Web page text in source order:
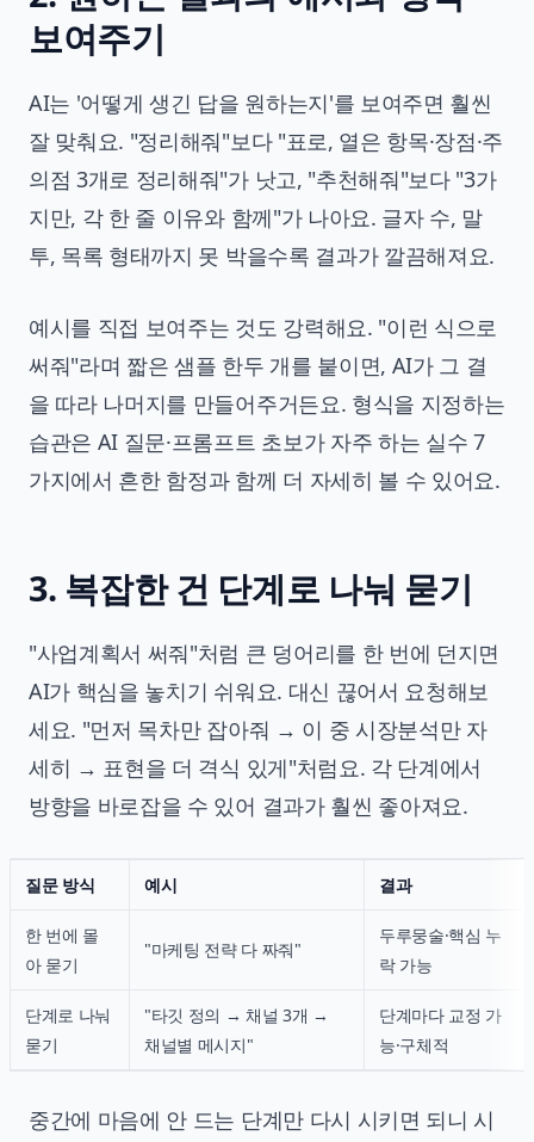
보여주기
AI는 '어떻게 생긴 답을 원하는지'를 보여주면 훨씬
잘 맞춰요. "정리해줘"보다 "표로, 열은 항목·장점·주
의점 3개로 정리해줘"가 낫고, "추천해줘"보다 "3가
지만, 각 한 줄 이유와 함께"가 나아요. 글자 수, 말
투, 목록 형태까지 못 박을수록 결과가 깔끔해져요.
예시를 직접 보여주는 것도 강력해요. "이런 식으로
써줘"라며 짧은 샘플 한두 개를 붙이면, AI가 그 결
을 따라 나머지를 만들어주거든요. 형식을 지정하는
습관은 AI 질문·프롬프트 초보가 자주 하는 실수 7
가지에서 흔한 함정과 함께 더 자세히 볼 수 있어요.
3. 복잡한 건 단계로 나눠 묻기
"사업계획서 써줘"처럼 큰 덩어리를 한 번에 던지면
AI가 핵심을 놓치기 쉬워요. 대신 끊어서 요청해보
세요. "먼저 목차만 잡아줘 → 이 중 시장분석만 자
세히 → 표현을 더 격식 있게"처럼요. 각 단계에서
방향을 바로잡을 수 있어 결과가 훨씬 좋아져요.
질문 방식 예시 결과
한 번에 몰
아 묻기
"마케팅 전략 다 짜줘"
두루뭉술·핵심 누
락 가능
단계로 나눠
묻기
"타깃 정의 → 채널 3개 →
채널별 메시지"
단계마다 교정 가
능·구체적
중간에 마음에 안 드는 단계만 다시 시키면 되니 시